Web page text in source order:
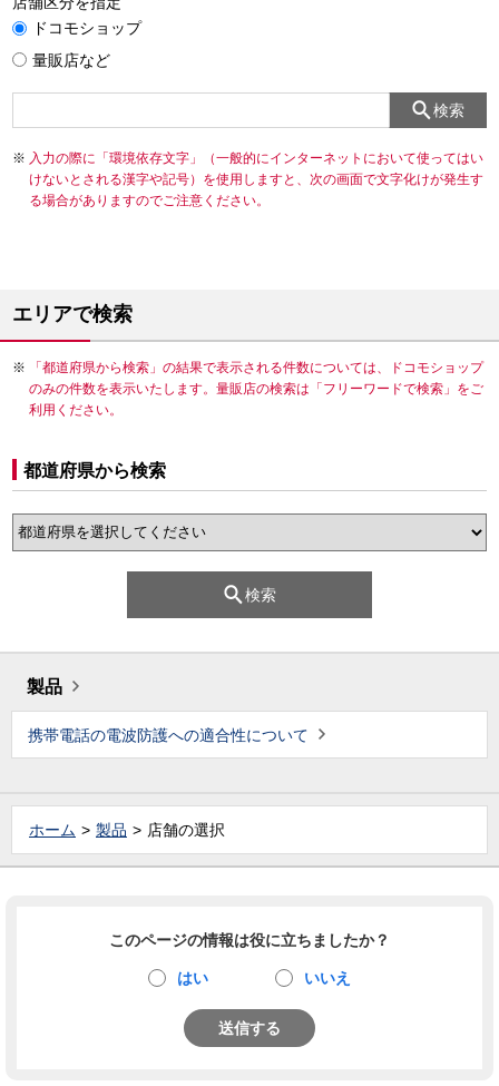
ドコモショップ
量販店など
検索
入力の際に「環境依存文字」（一般的にインターネットにおいて使ってはい
けないとされる漢字や記号）を使用しますと、次の画面で文字化けが発生す
る場合がありますのでご注意ください。
エリアで検索
「都道府県から検索」の結果で表示される件数については、ドコモショップ
のみの件数を表示いたします。量販店の検索は「フリーワードで検索」をご
利用ください。
都道府県から検索
検索
製品
携帯電話の電波防護への適合性について
ホーム 製品 店舗の選択
このページの情報は役に立ちましたか？
はい いいえ
送信する